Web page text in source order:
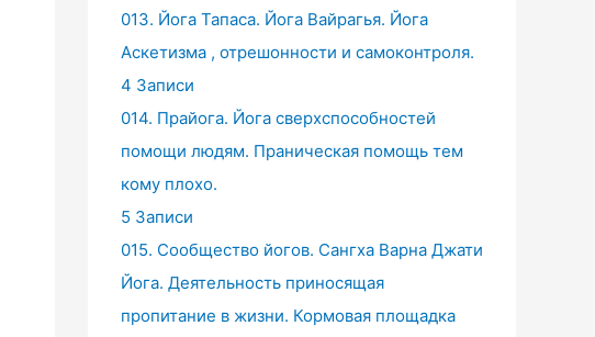
013. Йога Тапаса. Йога Вайрагья. Йога
Аскетизма , отрешонности и самоконтроля.
4 Записи
014. Прайога. Йога сверхспособностей
помощи людям. Праническая помощь тем
кому плохо.
5 Записи
015. Сообщество йогов. Сангха Варна Джати
Йога. Деятельность приносящая
пропитание в жизни. Кормовая площадка